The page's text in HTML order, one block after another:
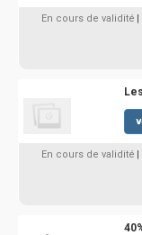
En cours de validité
En cours de validité